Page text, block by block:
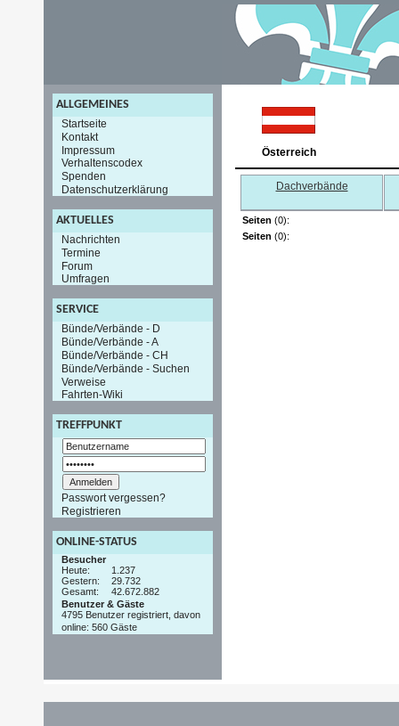
ALLGEMEINES
Startseite
Kontakt
Impressum
Verhaltenscodex
Spenden
Datenschutzerklärung
AKTUELLES
Nachrichten
Termine
Forum
Umfragen
SERVICE
Bünde/Verbände - D
Bünde/Verbände - A
Bünde/Verbände - CH
Bünde/Verbände - Suchen
Verweise
Fahrten-Wiki
TREFFPUNKT
Passwort vergessen?
Registrieren
ONLINE-STATUS
Besucher
Heute:
1.237
Gestern:
29.732
Gesamt:
42.672.882
Benutzer & Gäste
4795 Benutzer registriert, davon
online: 560 Gäste
Österreich
Dachverbände
Seiten (0):
Seiten (0):